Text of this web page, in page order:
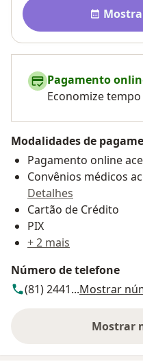
Pagamento
Economize
Modalidades de
Pagamento online
Convênios médicos
Detalhes
Cartão de Crédito
PIX
+ 2 mais
Número de telefone
(81) 2441...Mostrar
Mostrar